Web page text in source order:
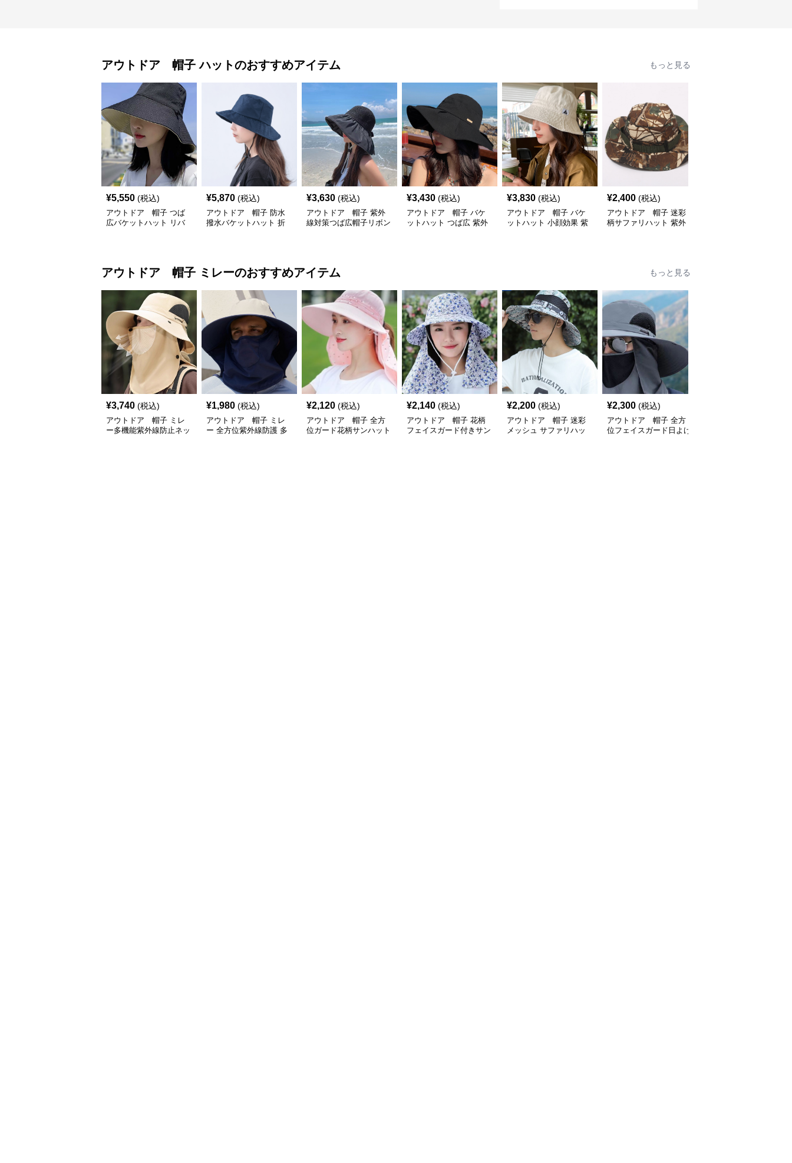
アウトドア 帽子 ハットのおすすめアイテム もっと見る
¥5,550 (税込)
アウトドア 帽子 つば
広バケットハット リバ
¥5,870 (税込)
アウトドア 帽子 防水
撥水バケットハット 折
¥3,630 (税込)
アウトドア 帽子 紫外
線対策つば広帽子リボン
¥3,430 (税込)
アウトドア 帽子 バケ
ットハット つば広 紫外
¥3,830 (税込)
アウトドア 帽子 バケ
ットハット 小顔効果 紫
¥2,400 (税込)
アウトドア 帽子 迷彩
柄サファリハット 紫外
アウトドア 帽子 ミレーのおすすめアイテム もっと見る
¥3,740 (税込)
アウトドア 帽子 ミレ
ー多機能紫外線防止ネッ
¥1,980 (税込)
アウトドア 帽子 ミレ
ー 全方位紫外線防護 多
¥2,120 (税込)
アウトドア 帽子 全方
位ガード花柄サンハット
¥2,140 (税込)
アウトドア 帽子 花柄
フェイスガード付きサン
¥2,200 (税込)
アウトドア 帽子 迷彩
メッシュ サファリハッ
¥2,300 (税込)
アウトドア 帽子 全方
位フェイスガード日よけ